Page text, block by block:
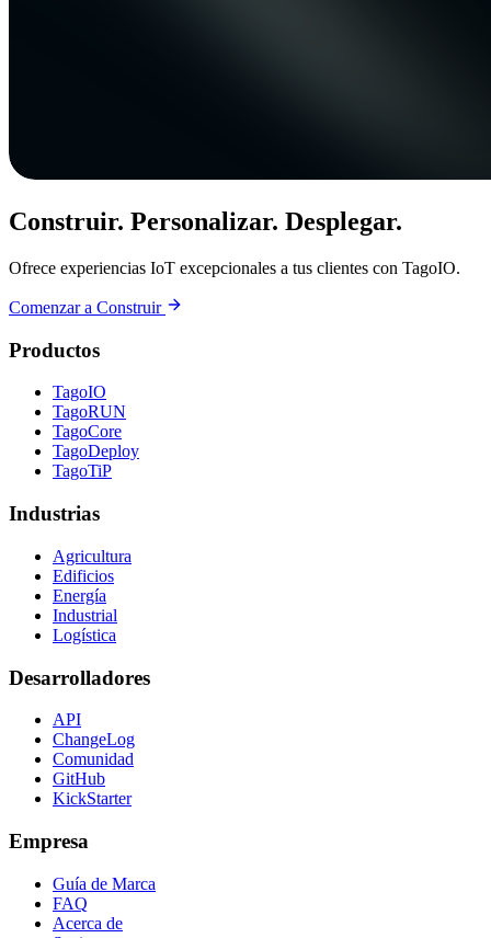
Construir. Personalizar. Desplegar.
Ofrece experiencias IoT excepcionales a tus clientes con TagoIO.
Comenzar a Construir
Productos
TagoIO
TagoRUN
TagoCore
TagoDeploy
TagoTiP
Industrias
Agricultura
Edificios
Energía
Industrial
Logística
Desarrolladores
API
ChangeLog
Comunidad
GitHub
KickStarter
Empresa
Guía de Marca
FAQ
Acerca de